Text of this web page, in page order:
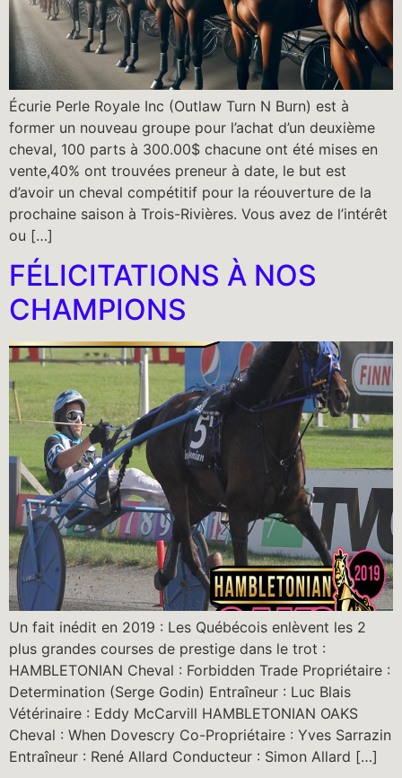
Écurie Perle Royale Inc (Outlaw Turn N Burn) est à
former un nouveau groupe pour l’achat d’un deuxième
cheval, 100 parts à 300.00$ chacune ont été mises en
vente,40% ont trouvées preneur à date, le but est
d’avoir un cheval compétitif pour la réouverture de la
prochaine saison à Trois-Rivières. Vous avez de l’intérêt
ou […]
FÉLICITATIONS À NOS
CHAMPIONS
Un fait inédit en 2019 : Les Québécois enlèvent les 2
plus grandes courses de prestige dans le trot :
HAMBLETONIAN Cheval : Forbidden Trade Propriétaire :
Determination (Serge Godin) Entraîneur : Luc Blais
Vétérinaire : Eddy McCarvill HAMBLETONIAN OAKS
Cheval : When Dovescry Co-Propriétaire : Yves Sarrazin
Entraîneur : René Allard Conducteur : Simon Allard […]